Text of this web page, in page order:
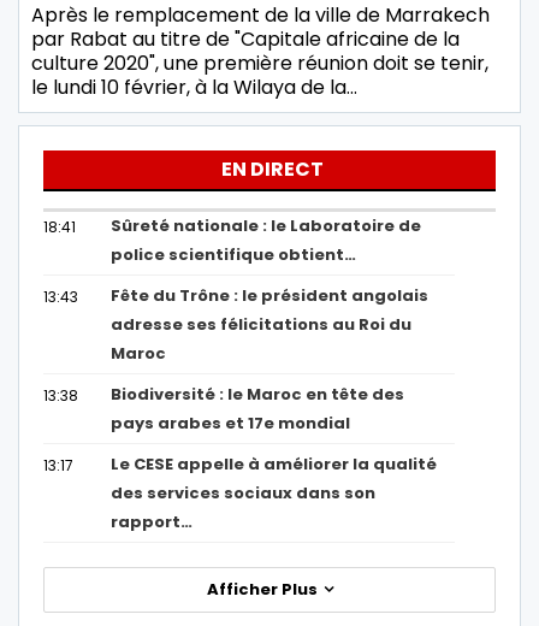
Après le remplacement de la ville de Marrakech
par Rabat au titre de "Capitale africaine de la
culture 2020", une première réunion doit se tenir,
le lundi 10 février, à la Wilaya de la…
EN DIRECT
18:41
Sûreté nationale : le Laboratoire de
police scientifique obtient…
13:43
Fête du Trône : le président angolais
adresse ses félicitations au Roi du
Maroc
13:38
Biodiversité : le Maroc en tête des
pays arabes et 17e mondial
13:17
Le CESE appelle à améliorer la qualité
des services sociaux dans son
rapport…
Afficher Plus